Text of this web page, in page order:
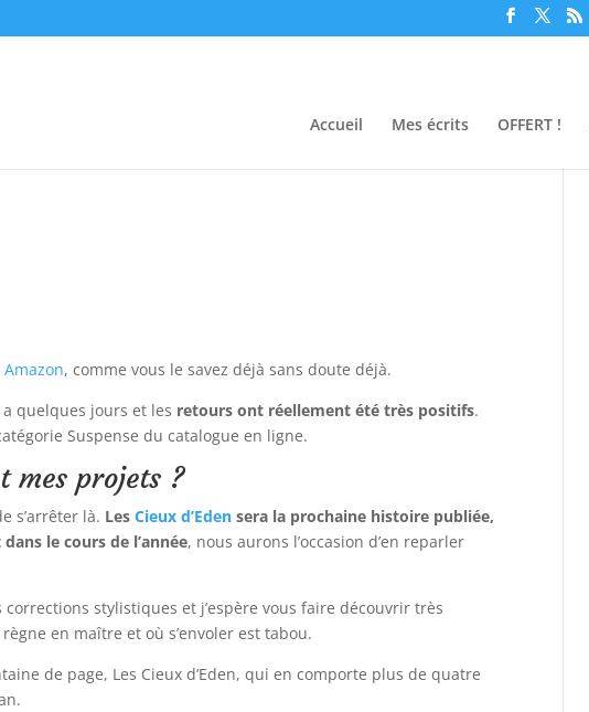
Accueil Mes écrits OFFERT !
, comme vous le savez déjà sans doute déjà.
quelques jours et les retours ont réellement été très positifs.
Suspense du catalogue en ligne.
mes projets ?
s’arrêter là. LesCieux d’Eden sera la prochaine histoire publiée,
le cours de l’année, nous aurons l’occasion d’en reparler
corrections stylistiques et j’espère vous faire découvrir très
en maître et où s’envoler est tabou.
de page, Les Cieux d’Eden, qui en comporte plus de quatre